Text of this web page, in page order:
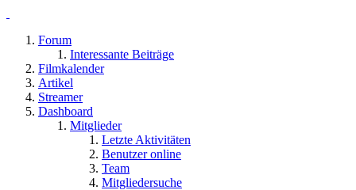
Forum
Interessante Beiträge
Filmkalender
Artikel
Streamer
Dashboard
Mitglieder
Letzte Aktivitäten
Benutzer online
Team
Mitgliedersuche